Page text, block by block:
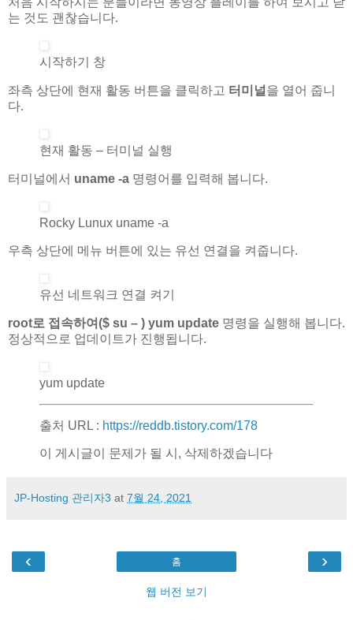
는 것도 괜찮습니다.
시작하기 창
좌측 상단에 현재 활동 버튼을 클릭하고 터미널 을 열어 줍니
다.
현재 활동 – 터미널 실행
터미널에서 uname -a 명령어를 입력해 봅니다.
Rocky Lunux uname -a
우측 상단에 메뉴 버튼에 있는 유선 연결을 켜줍니다.
유선 네트워크 연결 켜기
root로 접속하여($ su – ) yum update 명령을 실행해 봅니다.
정상적으로 업데이트가 진행됩니다.
yum update
출처 URL : https://reddb.tistory.com/178
이 게시글이 문제가 될 시, 삭제하겠습니다
JP-Hosting 관리자3 at 7월 24, 2021
‹ ›
홈
웹 버전 보기